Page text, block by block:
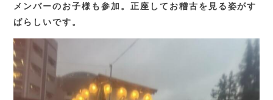
メンバーのお子様も参加。正座してお稽古を見る姿がす
ばらしいです。